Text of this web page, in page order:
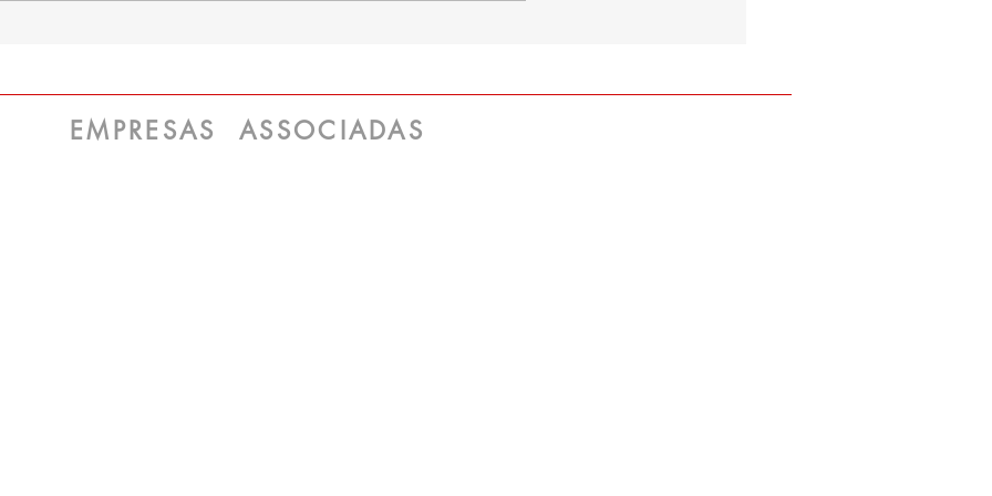
EMPRESAS ASSOCIADAS